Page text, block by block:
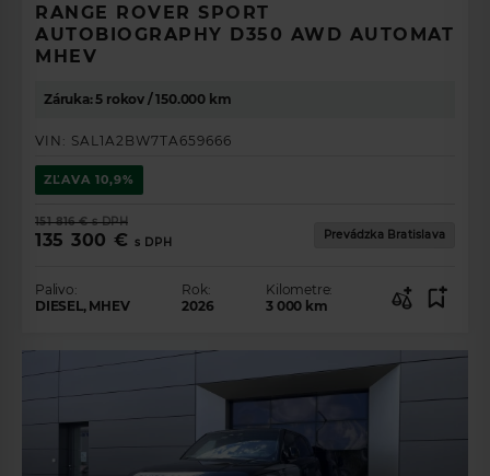
RANGE ROVER SPORT
AUTOBIOGRAPHY D350 AWD AUTOMAT
MHEV
Záruka: 5 rokov / 150.000 km
VIN: SAL1A2BW7TA659666
ZĽAVA 10,9%
151 816 € s DPH
135 300 € s DPH
Prevádzka Bratislava
Palivo:
DIESEL, MHEV
Rok:
2026
Kilometre:
3 000 km